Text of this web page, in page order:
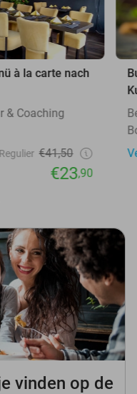
à la carte nach
& Coaching
Regulier €41,50
€23,90
vinden op de